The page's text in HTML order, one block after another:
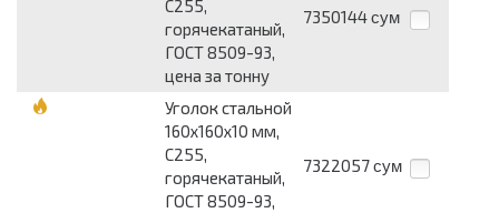
С255,
горячекатаный,
ГОСТ 8509-93,
цена за тонну
7350144 сум
Уголок стальной
160х160х10 мм,
С255,
горячекатаный,
ГОСТ 8509-93,
7322057 сум